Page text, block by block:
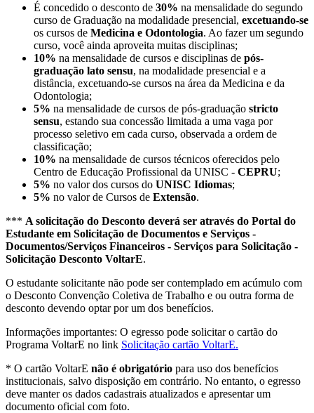
É concedido o desconto de 30% na mensalidade do segundo
curso de Graduação na modalidade presencial, excetuando-se
os cursos de Medicina e Odontologia. Ao fazer um segundo
curso, você ainda aproveita muitas disciplinas;
10% na mensalidade de cursos e disciplinas de pós-
graduação lato sensu, na modalidade presencial e a
distância, excetuando-se cursos na área da Medicina e da
Odontologia;
5% na mensalidade de cursos de pós-graduação stricto
sensu, estando sua concessão limitada a uma vaga por
processo seletivo em cada curso, observada a ordem de
classificação;
10% na mensalidade de cursos técnicos oferecidos pelo
Centro de Educação Profissional da UNISC - CEPRU;
5% no valor dos cursos do UNISC Idiomas;
5% no valor de Cursos de Extensão.
*** A solicitação do Desconto deverá ser através do Portal do
Estudante em Solicitação de Documentos e Serviços -
Documentos/Serviços Financeiros - Serviços para Solicitação -
Solicitação Desconto VoltarE.
O estudante solicitante não pode ser contemplado em acúmulo com
o Desconto Convenção Coletiva de Trabalho e ou outra forma de
desconto devendo optar por um dos benefícios.
Informações importantes: O egresso pode solicitar o cartão do
Programa VoltarE no link Solicitação cartão VoltarE.
* O cartão VoltarE não é obrigatório para uso dos benefícios
institucionais, salvo disposição em contrário. No entanto, o egresso
deve manter os dados cadastrais atualizados e apresentar um
documento oficial com foto.